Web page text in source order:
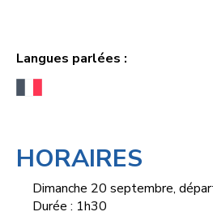
Langues parlées :
HORAIRES
Dimanche 20 septembre,
Durée : 1h30